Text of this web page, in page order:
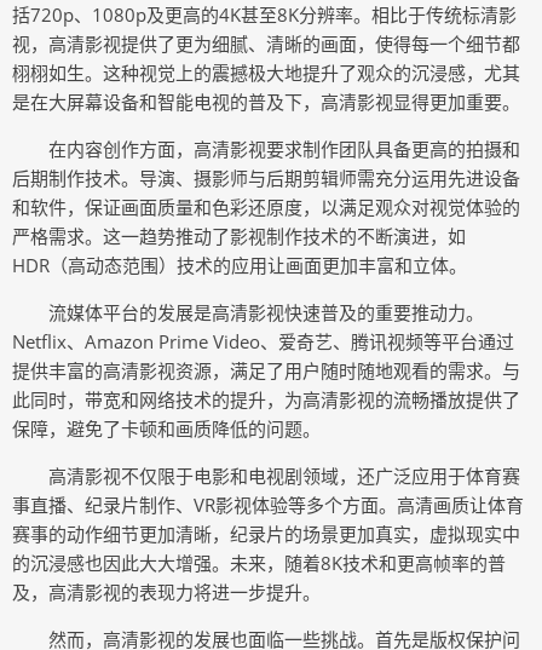
括720p、1080p及更高的4K甚至8K分辨率。相比于传统标清影
视，高清影视提供了更为细腻、清晰的画面，使得每一个细节都
栩栩如生。这种视觉上的震撼极大地提升了观众的沉浸感，尤其
是在大屏幕设备和智能电视的普及下，高清影视显得更加重要。
在内容创作方面，高清影视要求制作团队具备更高的拍摄和
后期制作技术。导演、摄影师与后期剪辑师需充分运用先进设备
和软件，保证画面质量和色彩还原度，以满足观众对视觉体验的
严格需求。这一趋势推动了影视制作技术的不断演进，如
HDR（高动态范围）技术的应用让画面更加丰富和立体。
流媒体平台的发展是高清影视快速普及的重要推动力。
Netflix、Amazon Prime Video、爱奇艺、腾讯视频等平台通过
提供丰富的高清影视资源，满足了用户随时随地观看的需求。与
此同时，带宽和网络技术的提升，为高清影视的流畅播放提供了
保障，避免了卡顿和画质降低的问题。
高清影视不仅限于电影和电视剧领域，还广泛应用于体育赛
事直播、纪录片制作、VR影视体验等多个方面。高清画质让体育
赛事的动作细节更加清晰，纪录片的场景更加真实，虚拟现实中
的沉浸感也因此大大增强。未来，随着8K技术和更高帧率的普
及，高清影视的表现力将进一步提升。
然而，高清影视的发展也面临一些挑战。首先是版权保护问